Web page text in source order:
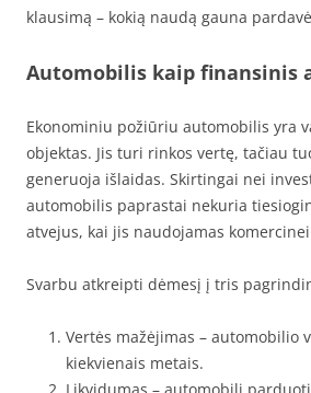
klausimą – kokią naudą gauna
Automobilis kaip finansinis
Ekonominiu požiūriu automobilis yra
objektas. Jis turi rinkos vertę, tačiau
generuoja išlaidas. Skirtingai nei
automobilis paprastai nekuria
atvejus, kai jis naudojamas
Svarbu atkreipti dėmesį į tris
Vertės mažėjimas – automobilio
kiekvienais metais.